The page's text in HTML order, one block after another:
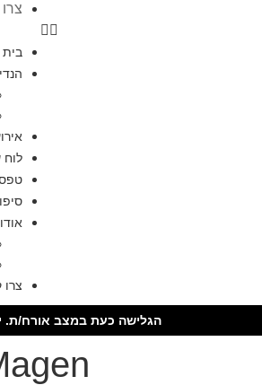
בית
לוח
הגלישה כעת במצב אורח/ת.